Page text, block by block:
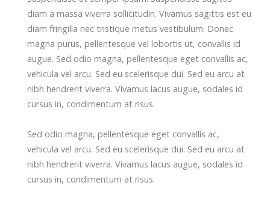
diam a massa viverra sollicitudin. Vivamus sagittis est eu
diam fringilla nec tristique metus vestibulum. Donec
magna purus, pellentesque vel lobortis ut, convallis id
augue. Sed odio magna, pellentesque eget convallis ac,
vehicula vel arcu. Sed eu scelerisque dui. Sed eu arcu at
nibh hendrerit viverra. Vivamus lacus augue, sodales id
cursus in, condimentum at risus.
Sed odio magna, pellentesque eget convallis ac,
vehicula vel arcu. Sed eu scelerisque dui. Sed eu arcu at
nibh hendrerit viverra. Vivamus lacus augue, sodales id
cursus in, condimentum at risus.